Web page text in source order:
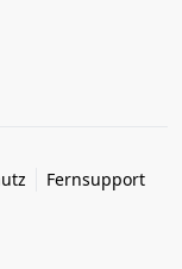
Fernsupport